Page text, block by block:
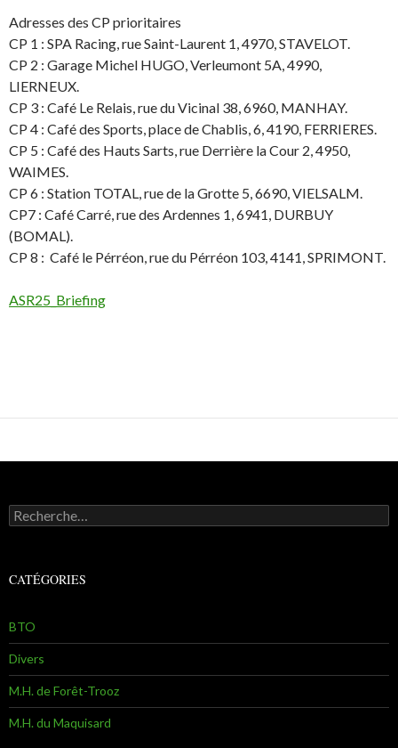
Adresses des CP prioritaires
CP 1 : SPA Racing, rue Saint-Laurent 1, 4970, STAVELOT.
CP 2 : Garage Michel HUGO, Verleumont 5A, 4990,
LIERNEUX.
CP 3 : Café Le Relais, rue du Vicinal 38, 6960, MANHAY.
CP 4 : Café des Sports, place de Chablis, 6, 4190, FERRIERES.
CP 5 : Café des Hauts Sarts, rue Derrière la Cour 2, 4950,
WAIMES.
CP 6 : Station TOTAL, rue de la Grotte 5, 6690, VIELSALM.
CP7 : Café Carré, rue des Ardennes 1, 6941, DURBUY
(BOMAL).
CP 8 : Café le Pérréon, rue du Pérréon 103, 4141, SPRIMONT.
ASR25_Briefing
Recherche pour :
CATÉGORIES
BTO
Divers
M.H. de Forêt-Trooz
M.H. du Maquisard